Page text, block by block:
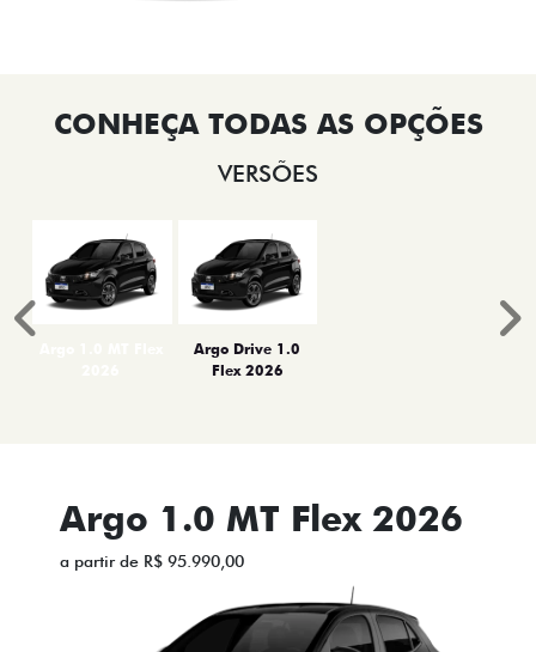
VERSÕES
Argo Drive 1.0
Flex 2026
Anterior
Argo 1.0 MT Flex 2026
a partir de R$ 95.990,00